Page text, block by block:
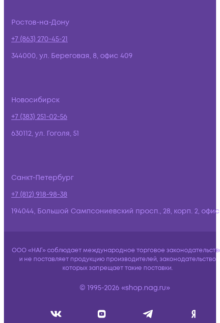
Ростов-на-Дону
+7 (863) 270-45-21
344000, ул. Береговая, 8, офис 409
Новосибирск
+7 (383) 251-02-56
630112, ул. Гоголя, 51
Санкт-Петербург
+7 (812) 918-98-38
194044, Большой Сампсониевский просп., 28, корп. 2,
ООО «НАГ» соблюдает международное торговое
и не поставляет продукцию производителей, законодательство
которых запрещает такие поставки.
© 1995-2026 «shop.nag.ru»